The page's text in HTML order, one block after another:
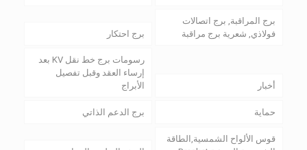
برج المراقبة, برج اتصالات
فولاذي, شعرية برج مراقبة
برج احتكار
أخبار
رسومات برج خط نقل KV بعد
إرساء العقد وقبل تفصيل
الأبراج
حماية برج الدعم الذاتي
قوس الألواح الشمسية,الطاقة